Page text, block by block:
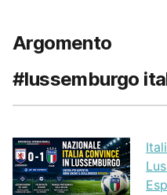
Argomento
#lussemburgo